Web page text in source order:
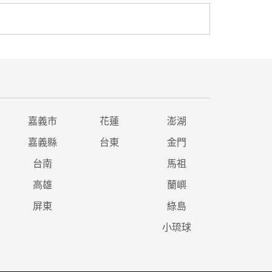
嘉義市 花蓮 澎湖
嘉義縣 台東 金門
台南 馬祖
高雄 蘭嶼
屏東 綠島
小琉球